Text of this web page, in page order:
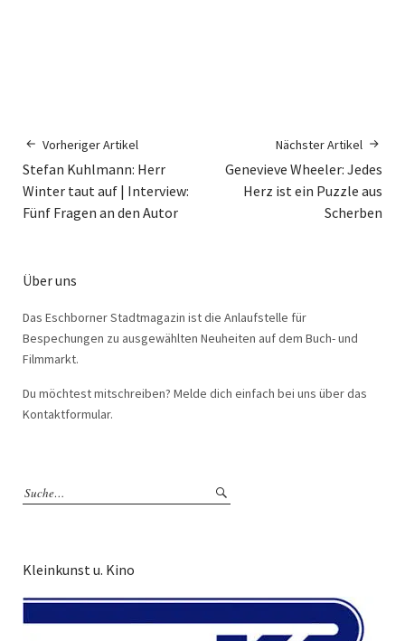
Vorheriger Artikel
Stefan Kuhlmann: Herr
Winter taut auf | Interview:
Fünf Fragen an den Autor
Nächster Artikel
Genevieve Wheeler: Jedes
Herz ist ein Puzzle aus
Scherben
Über uns
Das Eschborner Stadtmagazin ist die Anlaufstelle für
Bespechungen zu ausgewählten Neuheiten auf dem Buch- und
Filmmarkt.
Du möchtest mitschreiben? Melde dich einfach bei uns über das
Kontaktformular.
Kleinkunst u. Kino